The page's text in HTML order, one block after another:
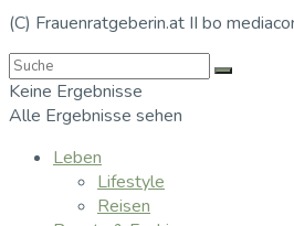
(C) Frauenratgeberin.at II bo
Keine Ergebnisse
Alle Ergebnisse sehen
Leben
Lifestyle
Reisen